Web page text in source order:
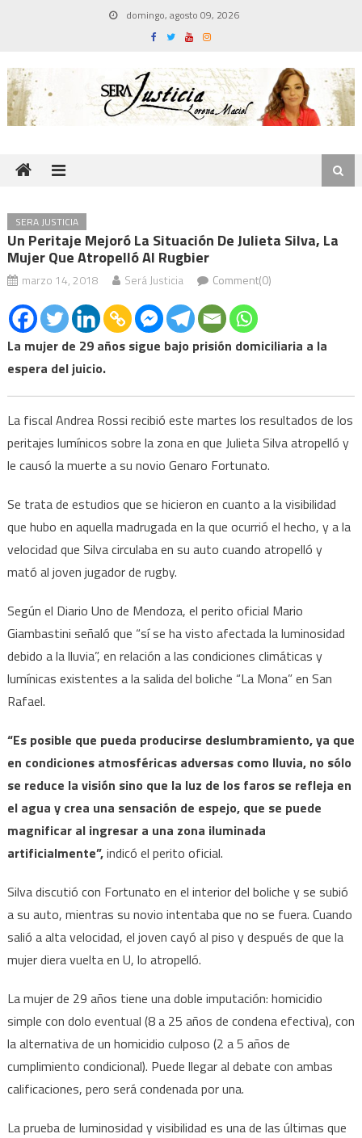
domingo, agosto 09, 2026
SERA JUSTICIA
Un Peritaje Mejoró La Situación De Julieta Silva, La
Mujer Que Atropelló Al Rugbier
marzo 14, 2018 Será Justicia Comment(0)
La mujer de 29 años sigue bajo prisión domiciliaria a la
espera del juicio.
La fiscal Andrea Rossi recibió este martes los resultados de los
peritajes lumínicos sobre la zona en que Julieta Silva atropelló y
le causó la muerte a su novio Genaro Fortunato.
Se trata de estudios que se hicieron en cuanto a la visibilidad
que hubo en aquella madrugada en la que ocurrió el hecho, y a la
velocidad que Silva circulaba en su auto cuando atropelló y
mató al joven jugador de rugby.
Según el Diario Uno de Mendoza, el perito oficial Mario
Giambastini señaló que “sí se ha visto afectada la luminosidad
debido a la lluvia”, en relación a las condiciones climáticas y
lumínicas existentes a la salida del boliche “La Mona” en San
Rafael.
“Es posible que pueda producirse deslumbramiento, ya que
en condiciones atmosféricas adversas como lluvia, no sólo
se reduce la visión sino que la luz de los faros se refleja en
el agua y crea una sensación de espejo, que se puede
magnificar al ingresar a una zona iluminada
artificialmente”,indicó el perito oficial.
Silva discutió con Fortunato en el interior del boliche y se subió
a su auto, mientras su novio intentaba que no se fuera. Cuando
salió a alta velocidad, el joven cayó al piso y después de que la
mujer diera vuelta en U, lo atropelló.
La mujer de 29 años tiene una doble imputación: homicidio
simple con dolo eventual (8 a 25 años de condena efectiva), con
la alternativa de un homicidio culposo (2 a 5 años de
cumplimiento condicional). Puede llegar al debate con ambas
calificaciones, pero será condenada por una.
La prueba de luminosidad y visibilidad es una de las últimas que